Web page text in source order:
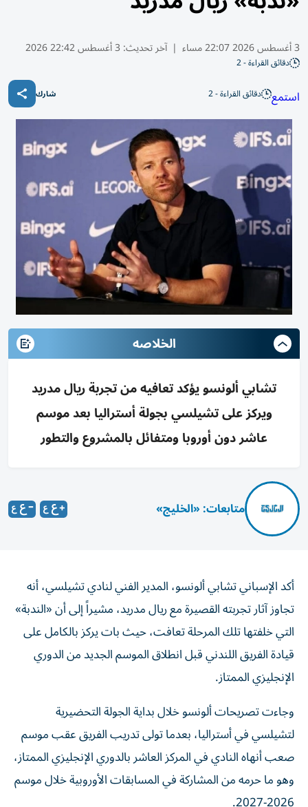
3 أغسطس 2026 22:07 مساء | آخر تحديث: 3 أغسطس 22:42 2026
دقائق القراءة - 2
استمع دقائق القراءة - 2 شارك
الخلاصه
تشابي ألونسو يؤكد تعافيه من تجربة ريال مدريد
ويركز على تشيلسي بجولة أستراليا بعد موسم
عاشر دون أوروبا ومتفائل بالمشروع والتطور
متابعات: «الخليج»
أكد الإسباني تشابي ألونسو، المدير الفني لنادي تشيلسي، أنه
تجاوز آثار تجربته القصيرة مع ريال مدريد، مشيراً إلى أن «الندبة»
التي خلفتها تلك المرحلة تعافت، حيث بات يركز بالكامل على
قيادة الفريق اللندني قبل انطلاق الموسم الجديد من الدوري
الإنجليزي الممتاز.
وجاءت تصريحات ألونسو خلال بداية الجولة التحضيرية
لتشيلسي في أستراليا، بعدما تولى تدريب الفريق عقب موسم
صعب أنهاه النادي في المركز العاشر بالدوري الإنجليزي الممتاز،
وهو ما حرمه من المشاركة في المسابقات الأوروبية خلال موسم